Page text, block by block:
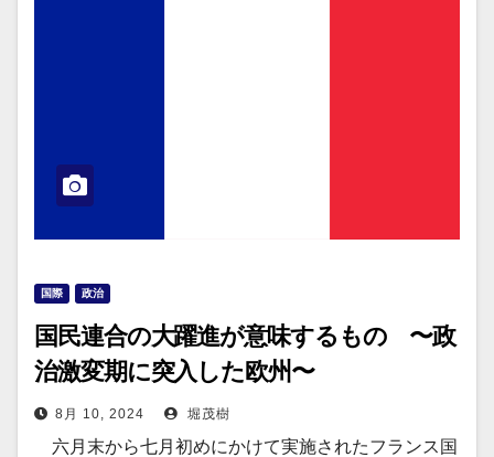
国際 政治
国民連合の大躍進が意味するもの 〜政
治激変期に突入した欧州〜
8月 10, 2024 堀茂樹
六月末から七月初めにかけて実施されたフランス国